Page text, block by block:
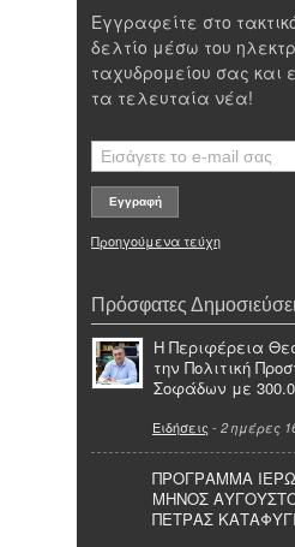
Εγγραφείτε στο
δελτίο μέσω του
ταχυδρομείου σας και
τα τελευταία νέα!
Προηγούμενα τεύχη
Πρόσφατες
Η Περιφέρεια
την Πολιτική
Σοφάδων με
Ειδήσεις - 2 ημέρες
ΠΡΟΓΡΑΜΜΑ
ΜΗΝΟΣ
ΠΕΤΡΑΣ